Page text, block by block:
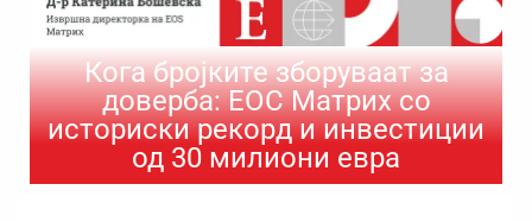
Кога бројките зборуваат за
доверба: ЕОС Матрих со
историски рекорд и инвестиции
од 30 милиони евра